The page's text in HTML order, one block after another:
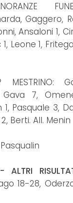
Gaggero,
Ansaloni 1,
1, Leone 1,
MESTRINO:
7,
Pasquale 3,
Berti. All. Menin
18-28,